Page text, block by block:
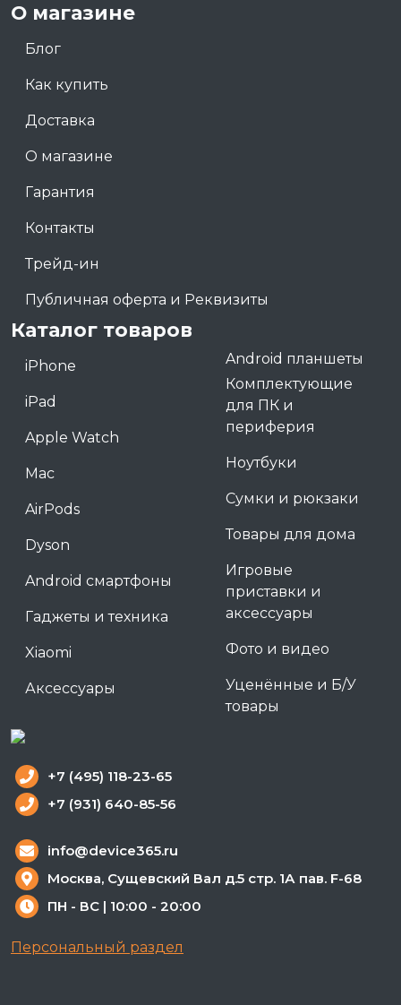
О магазине
Блог
Как купить
Доставка
О магазине
Гарантия
Контакты
Трейд-ин
Публичная оферта и Реквизиты
Каталог товаров
iPhone
iPad
Apple Watch
Mac
AirPods
Dyson
Android смартфоны
Гаджеты и техника
Xiaomi
Аксессуары
Android планшеты
Комплектующие
для ПК и
периферия
Ноутбуки
Сумки и рюкзаки
Товары для дома
Игровые
приставки и
аксессуары
Фото и видео
Уценённые и Б/У
товары
+7 (495) 118-23-65
+7 (931) 640-85-56
info@device365.ru
Москва, Сущевский Вал д.5 стр. 1А пав. F-68
ПН - ВС | 10:00 - 20:00
Персональный раздел